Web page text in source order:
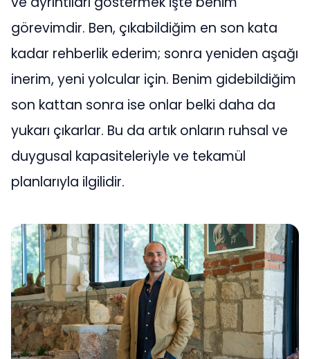
görevimdir. Ben, çıkabildiğim en son kata
kadar rehberlik ederim; sonra yeniden aşağı
inerim, yeni yolcular için. Benim gidebildiğim
son kattan sonra ise onlar belki daha da
yukarı çıkarlar. Bu da artık onların ruhsal ve
duygusal kapasiteleriyle ve tekamül
planlarıyla ilgilidir.